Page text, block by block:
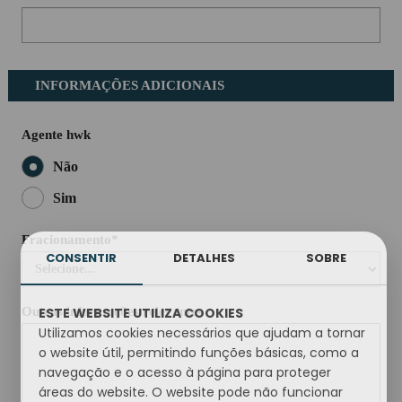
CONSENTIR DETALHES SOBRE
ESTE WEBSITE UTILIZA COOKIES
Utilizamos cookies necessários que ajudam a tornar
o website útil, permitindo funções básicas, como a
navegação e o acesso à página para proteger
áreas do website. O website pode não funcionar
INFORMAÇÕES ADICIONAIS
Agente hwk
Não
Sim
Fracionamento*
Outras informações relevantes